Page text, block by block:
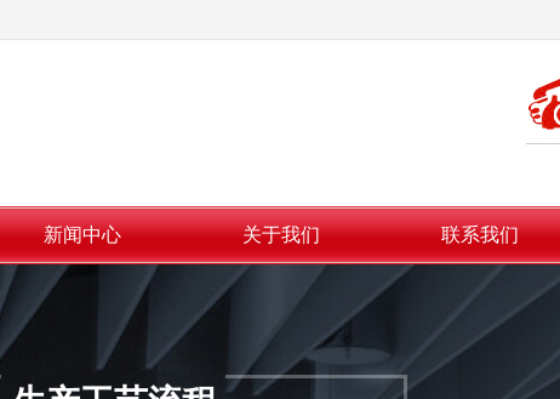
新闻中心 关于我们 联系我们